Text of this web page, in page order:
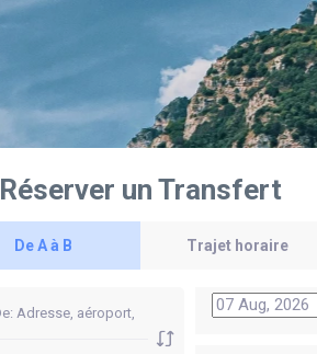
Réserver un Transfert
De A à B Trajet horaire